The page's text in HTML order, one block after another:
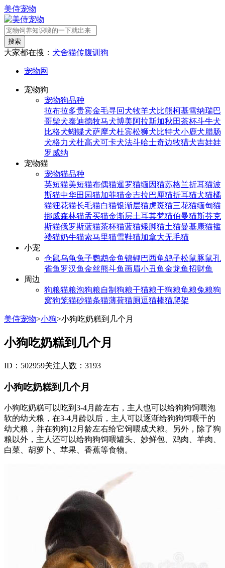
美侍宠物
搜索
大家都在搜： 犬舍猫传腹训狗
宠物网
宠物狗
宠物狗品种
拉布拉多贵宾金毛寻回犬牧羊犬比熊柯基雪纳瑞巴
哥柴犬泰迪德牧马犬博美阿拉斯加秋田茶杯斗牛犬
比格犬蝴蝶犬萨摩犬杜宾松狮犬比特犬小鹿犬腊肠
犬格力犬杜高犬可卡犬法斗哈士奇边牧猎犬吉娃娃
罗威纳
宠物猫
宠物猫品种
英短猫美短猫布偶猫暹罗猫缅因猫苏格兰折耳猫波
斯猫中华田园猫加菲猫金吉拉巴厘猫折耳猫犬猫橘
猫狸花猫长毛猫白猫银渐层猫虎斑猫三花猫缅甸猫
挪威森林猫孟买猫金渐层土耳其梵猫伯曼猫斯芬克
斯猫俄罗斯蓝猫茶杯猫蓝猫矮脚猫土猫曼基康猫褴
褛猫奶牛猫索马里猫雪鞋猫加拿大无毛猫
小宠
仓鼠乌龟兔子鹦鹉金鱼锦鲤巴西龟鸽子松鼠豚鼠孔
雀鱼 罗汉鱼金丝熊斗鱼画眉小丑鱼金龙鱼招财鱼
周边
狗粮猫粮泡狗粮自制狗粮干猫粮干狗粮龟粮兔粮狗
窝狗笼猫砂猫条猫薄荷猫厕逗猫棒猫爬架
美侍宠物>小狗>小狗吃奶糕到几个月
小狗吃奶糕到几个月
ID：502959关注人数：3193
小狗吃奶糕到几个月
小狗吃奶糕可以吃到3-4月龄左右，主人也可以给狗狗饲喂泡
软的幼犬粮，在3-4月龄以后，主人可以逐渐给狗狗饲喂干的
幼犬粮，并在狗狗12月龄左右给它饲喂成犬粮。另外，除了狗
粮以外，主人还可以给狗狗饲喂罐头、妙鲜包、鸡肉、羊肉、
白菜、胡萝卜、苹果、香蕉等食物。